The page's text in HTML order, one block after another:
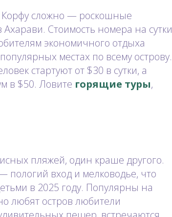
Корфу сложно — роскошные
Стоимость номера на сутки
экономичного отдыха
местах по всему острову.
стартуют от $30 в сутки, а
в $50. Ловите горящие туры,
пляжей, один краше другого.
пологий вход и мелководье, что
в 2025 году. Популярны на
любят остров любители